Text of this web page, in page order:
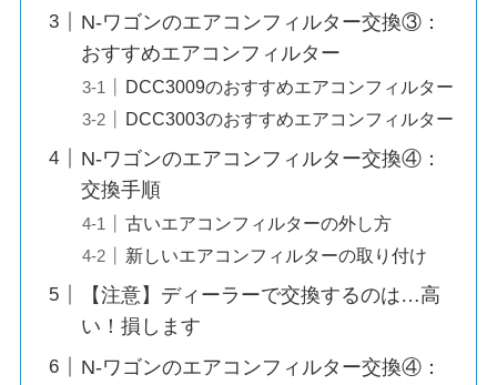
N-ワゴンのエアコンフィルター交換③：
おすすめエアコンフィルター
DCC3009のおすすめエアコンフィルター
DCC3003のおすすめエアコンフィルター
N-ワゴンのエアコンフィルター交換④：
交換手順
古いエアコンフィルターの外し方
新しいエアコンフィルターの取り付け
【注意】ディーラーで交換するのは…高
い！損します
N-ワゴンのエアコンフィルター交換④：